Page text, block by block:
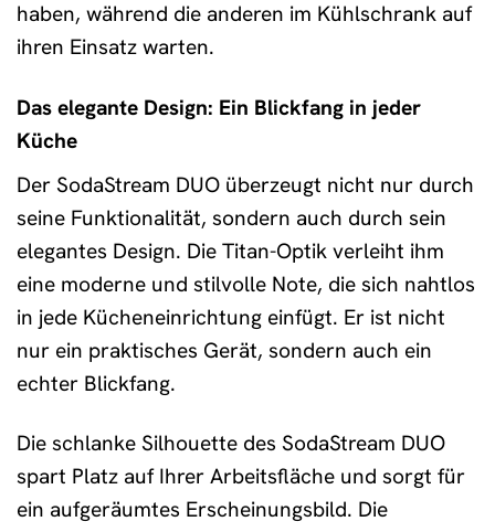
haben, während die anderen im Kühlschrank auf
ihren Einsatz warten.
Das elegante Design: Ein Blickfang in jeder
Küche
Der SodaStream DUO überzeugt nicht nur durch
seine Funktionalität, sondern auch durch sein
elegantes Design. Die Titan-Optik verleiht ihm
eine moderne und stilvolle Note, die sich nahtlos
in jede Kücheneinrichtung einfügt. Er ist nicht
nur ein praktisches Gerät, sondern auch ein
echter Blickfang.
Die schlanke Silhouette des SodaStream DUO
spart Platz auf Ihrer Arbeitsfläche und sorgt für
ein aufgeräumtes Erscheinungsbild. Die